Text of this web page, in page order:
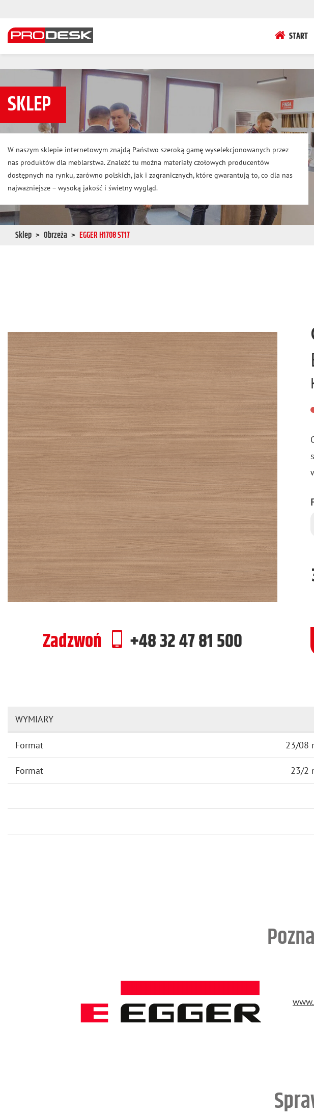
START
SKLEP
W naszym sklepie internetowym znajdą Państwo szeroką gamę wyselekcjonowanych przez
nas produktów dla meblarstwa. Znaleźć tu można materiały czołowych producentów
dostępnych na rynku, zarówno polskich, jak i zagranicznych, które gwarantują to, co dla nas
najważniejsze – wysoką jakość i świetny wygląd.
Sklep Obrzeża EGGER H1708 ST17
Zadzwoń +48 32 47 81 500
WYMIARY
Format 23/08
Format 23/2